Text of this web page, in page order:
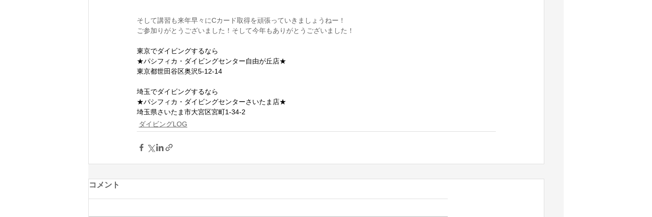
そして講習も来年早々にCカード取得を頑張っていきましょうねー！
ご参加りがとうございました！そして今年もありがとうございました！
東京でダイビングするなら
★パシフィカ・ダイビングセンター自由が丘店★
東京都世田谷区奥沢5-12-14
埼玉でダイビングするなら
★パシフィカ・ダイビングセンターさいたま店★
埼玉県さいたま市大宮区宮町1-34-2
ダイビングLOG
コメント